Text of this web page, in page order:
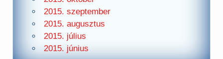
2015. szeptember
2015. augusztus
2015. július
2015. június